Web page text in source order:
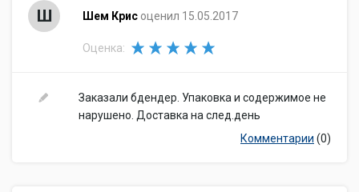
Ш Шем Крис оценил 15.05.2017
Оценка:
Заказали бдендер. Упаковка и содержимое не
нарушено. Доставка на след.день
Комментарии (0)